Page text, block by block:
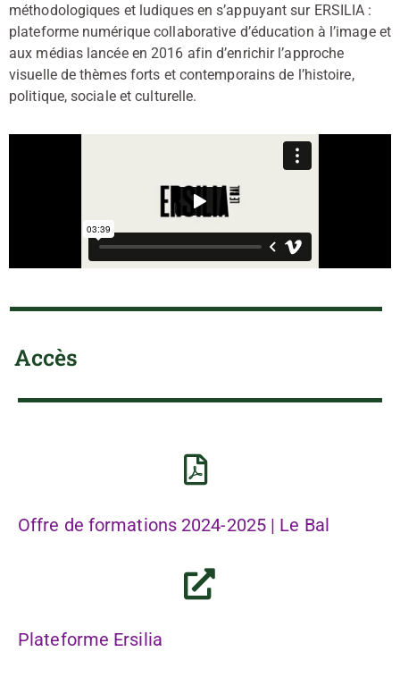
méthodologiques et ludiques en s’appuyant sur ERSILIA :
plateforme numérique collaborative d’éducation à l’image et
aux médias lancée en 2016 afin d’enrichir l’approche
visuelle de thèmes forts et contemporains de l’histoire,
politique, sociale et culturelle.
Accès
Offre de formations 2024-2025 | Le Bal
Plateforme Ersilia